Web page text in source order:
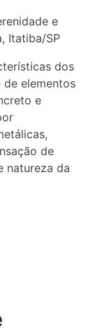
e
Itatiba/SP
dos
elementos
e
de
natureza da